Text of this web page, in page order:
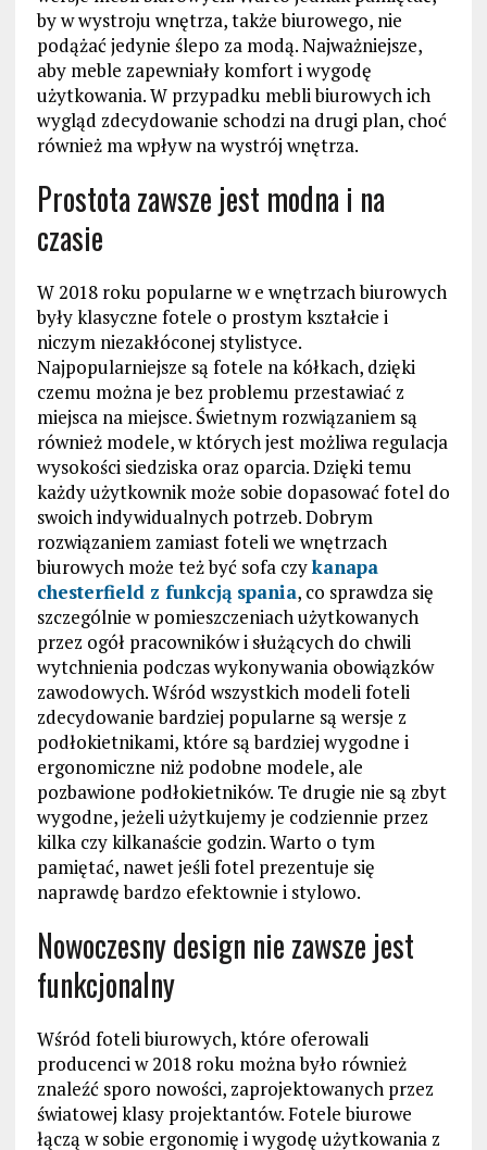
by w wystroju wnętrza, także biurowego, nie
podążać jedynie ślepo za modą. Najważniejsze,
aby meble zapewniały komfort i wygodę
użytkowania. W przypadku mebli biurowych ich
wygląd zdecydowanie schodzi na drugi plan, choć
również ma wpływ na wystrój wnętrza.
Prostota zawsze jest modna i na
czasie
W 2018 roku popularne w e wnętrzach biurowych
były klasyczne fotele o prostym kształcie i
niczym niezakłóconej stylistyce.
Najpopularniejsze są fotele na kółkach, dzięki
czemu można je bez problemu przestawiać z
miejsca na miejsce. Świetnym rozwiązaniem są
również modele, w których jest możliwa regulacja
wysokości siedziska oraz oparcia. Dzięki temu
każdy użytkownik może sobie dopasować fotel do
swoich indywidualnych potrzeb. Dobrym
rozwiązaniem zamiast foteli we wnętrzach
biurowych może też być sofa czykanapa
chesterfield z funkcją spania, co sprawdza się
szczególnie w pomieszczeniach użytkowanych
przez ogół pracowników i służących do chwili
wytchnienia podczas wykonywania obowiązków
zawodowych. Wśród wszystkich modeli foteli
zdecydowanie bardziej popularne są wersje z
podłokietnikami, które są bardziej wygodne i
ergonomiczne niż podobne modele, ale
pozbawione podłokietników. Te drugie nie są zbyt
wygodne, jeżeli użytkujemy je codziennie przez
kilka czy kilkanaście godzin. Warto o tym
pamiętać, nawet jeśli fotel prezentuje się
naprawdę bardzo efektownie i stylowo.
Nowoczesny design nie zawsze jest
funkcjonalny
Wśród foteli biurowych, które oferowali
producenci w 2018 roku można było również
znaleźć sporo nowości, zaprojektowanych przez
światowej klasy projektantów. Fotele biurowe
łączą w sobie ergonomię i wygodę użytkowania z